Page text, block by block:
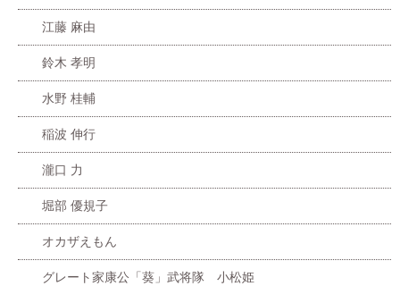
江藤 麻由
鈴木 孝明
水野 桂輔
稲波 伸行
瀧口 力
堀部 優規子
オカザえもん
グレート家康公「葵」武将隊 小松姫